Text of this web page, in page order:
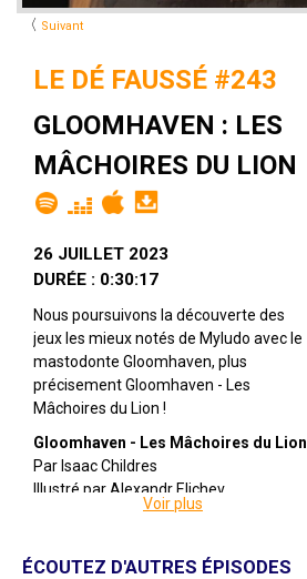
〈 Suivant
LE DÉ FAUSSÉ #243
GLOOMHAVEN : LES
MÂCHOIRES DU LION
26 JUILLET 2023
DURÉE : 0:30:17
Nous poursuivons la découverte des
jeux les mieux notés de Myludo avec le
mastodonte Gloomhaven, plus
précisement Gloomhaven - Les
Mâchoires du Lion !
Gloomhaven - Les Mâchoires du Lion
Par Isaac Childres
Illustré par Alexandr Elichev
Édité par Cephalofair Games
Pour 12 ans et +
Voir plus
ÉCOUTEZ D'AUTRES ÉPISODES